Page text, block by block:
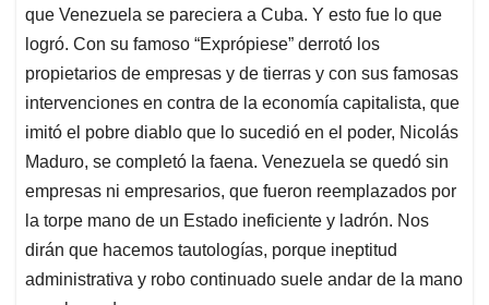
que Venezuela se pareciera a Cuba. Y esto fue lo que
logró. Con su famoso “Exprópiese” derrotó los
propietarios de empresas y de tierras y con sus famosas
intervenciones en contra de la economía capitalista, que
imitó el pobre diablo que lo sucedió en el poder, Nicolás
Maduro, se completó la faena. Venezuela se quedó sin
empresas ni empresarios, que fueron reemplazados por
la torpe mano de un Estado ineficiente y ladrón. Nos
dirán que hacemos tautologías, porque ineptitud
administrativa y robo continuado suele andar de la mano